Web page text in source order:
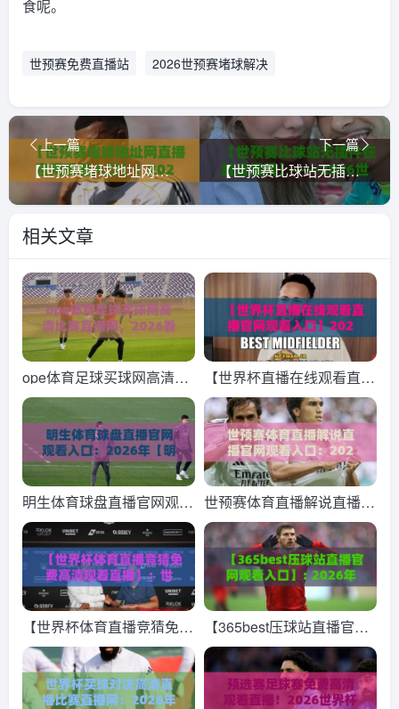
食呢。
世预赛免费直播站 2026世预赛堵球解决
上一篇
【世预赛堵球地址网直播官网观看入口】：2026年世预赛亚洲区观赛全攻略（从注册到直播一步到位）
下一篇
【世预赛比球站无插件在线直播网】——2026世界杯预选赛观赛体验实测与避坑指南
相关文章
ope体育足球买球网高清比
赛直播网，2026看球赛的
新选择？
【世界杯直播在线观看直播
官网观看入口】2026年观
赛指南：这几个官方入口与
备用通道，球迷请收好！
明生体育球盘直播官网观看
入口：2026年【明生体育
球盘直播官网观看入口】全
新升级体验指南
世预赛体育直播解说直播官
网观看入口：2026年球迷
必藏的观赛指南
【世界杯体育直播竞猜免费
高清观看直播】：世界杯体
育直播竞猜免费高清观看直
【365best压球站直播官网
观看入口】: 2026年最新观
赛指南与实用技巧